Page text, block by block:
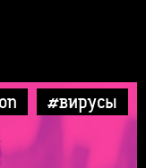
#вирусы